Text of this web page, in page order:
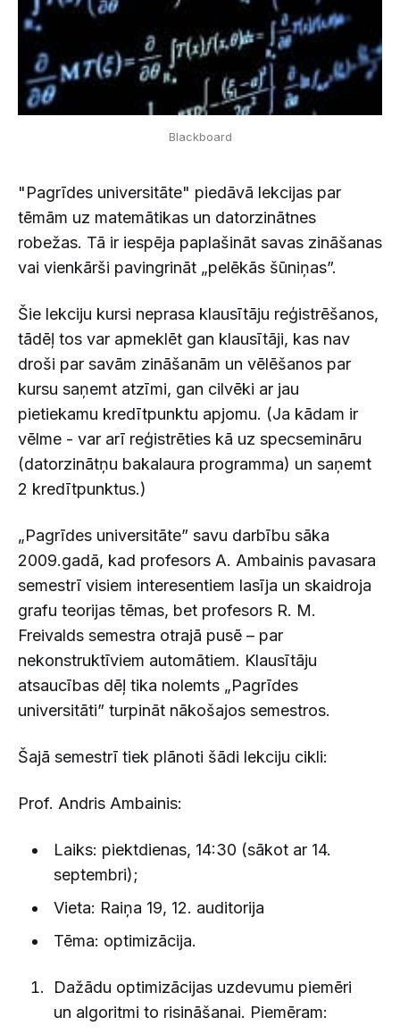
Blackboard
"Pagrīdes universitāte" piedāvā lekcijas par
tēmām uz matemātikas un datorzinātnes
robežas. Tā ir iespēja paplašināt savas zināšanas
vai vienkārši pavingrināt „pelēkās šūniņas”.
Šie lekciju kursi neprasa klausītāju reģistrēšanos,
tādēļ tos var apmeklēt gan klausītāji, kas nav
droši par savām zināšanām un vēlēšanos par
kursu saņemt atzīmi, gan cilvēki ar jau
pietiekamu kredītpunktu apjomu. (Ja kādam ir
vēlme - var arī reģistrēties kā uz specsemināru
(datorzinātņu bakalaura programma) un saņemt
2 kredītpunktus.)
„Pagrīdes universitāte” savu darbību sāka
2009.gadā, kad profesors A. Ambainis pavasara
semestrī visiem interesentiem lasīja un skaidroja
grafu teorijas tēmas, bet profesors R. M.
Freivalds semestra otrajā pusē – par
nekonstruktīviem automātiem. Klausītāju
atsaucības dēļ tika nolemts „Pagrīdes
universitāti” turpināt nākošajos semestros.
Šajā semestrī tiek plānoti šādi lekciju cikli:
Prof. Andris Ambainis:
Laiks: piektdienas, 14:30 (sākot ar 14.
septembri);
Vieta: Raiņa 19, 12. auditorija
Tēma: optimizācija.
Dažādu optimizācijas uzdevumu piemēri
un algoritmi to risināšanai. Piemēram: